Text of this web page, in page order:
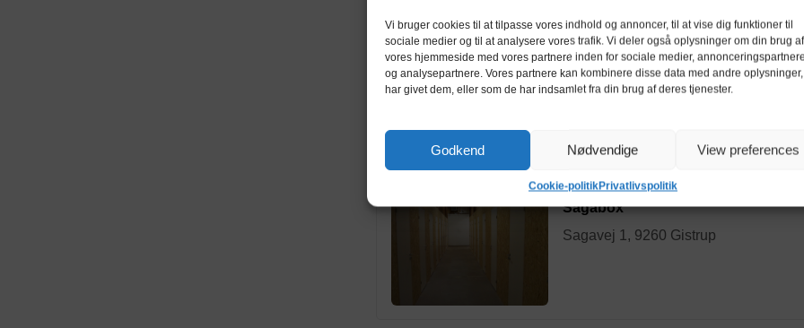
Vi bruger cookies til at tilpasse vores indhold og annoncer, til at vise dig funktioner til
sociale medier og til at analysere vores trafik. Vi deler også oplysninger om din brug af
vores hjemmeside med vores partnere inden for sociale medier, annonceringspartnere
og analysepartnere. Vores partnere kan kombinere disse data med andre
har givet dem, eller som de har indsamlet fra din brug af deres tjenester.
Godkend Nødvendige View preferences
Cookie-politikPrivatlivspolitik
AalborgBox Øgadekvarteret
Læsøgade 8, 9000 Aalborg
Sagabox
Sagavej 1, 9260 Gistrup